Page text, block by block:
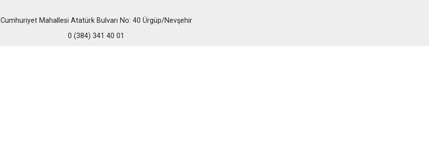
Cumhuriyet Mahallesi Atatürk Bulvarı No: 40 Ürgüp/Nevşehir
0 (384) 341 40 01